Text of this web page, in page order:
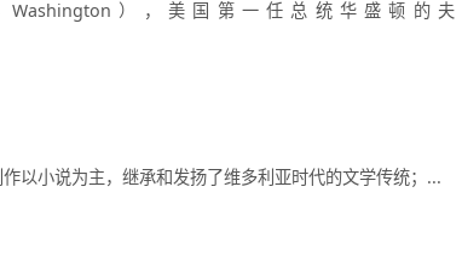
Washington），美国第一任总统华盛顿的夫
以小说为主，继承和发扬了维多利亚时代的文学传统；...